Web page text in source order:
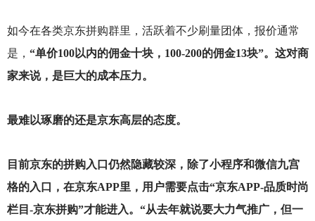
如今在各类京东拼购群里，活跃着不少刷量团体，报价通常
是， “单价100以内的佣金十块，100-200的佣金13块”。这对商
家来说，是巨大的成本压力。
最难以琢磨的还是京东高层的态度。
目前京东的拼购入口仍然隐藏较深，除了小程序和微信九宫
格的入口，在京东APP里，用户需要点击“京东APP-品质时尚
栏目-京东拼购”才能进入。“从去年就说要大力气推广，但一